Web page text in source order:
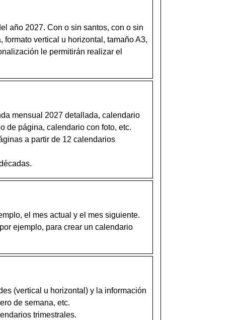
año 2027. Con o sin santos, con o sin
vertical u horizontal, tamaño A3,
le permitirán realizar el
mensual 2027 detallada, calendario
de página, calendario con foto, etc.
a partir de 12 calendarios
el mes actual y el mes siguiente.
ejemplo, para crear un calendario
(vertical u horizontal) y la información
de semana, etc.
trimestrales.